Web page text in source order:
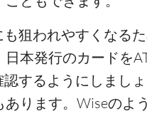
狙われやすくなる
本発行のカードを
するようにしまし
ります。Wiseのよ